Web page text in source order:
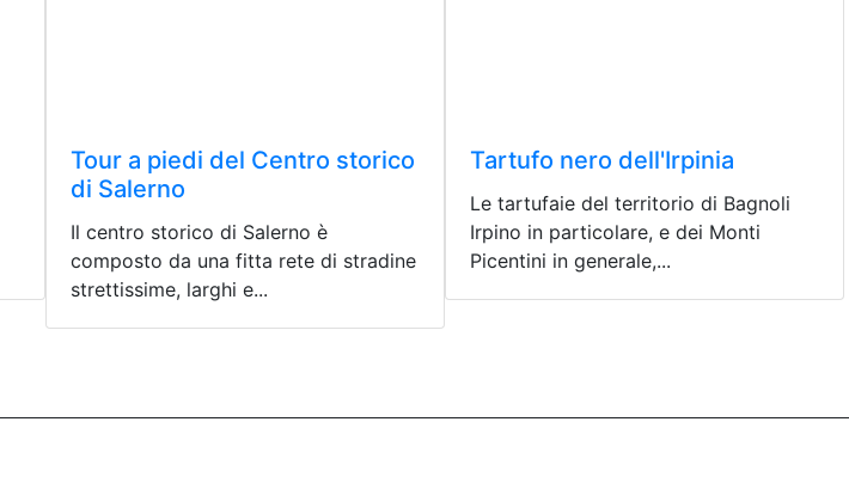
Tour a piedi del Centro storico
di Salerno
Il centro storico di Salerno è
composto da una fitta rete di stradine
strettissime, larghi e...
Tartufo nero dell'Irpinia
Le tartufaie del territorio di Bagnoli
Irpino in particolare, e dei Monti
Picentini in generale,...